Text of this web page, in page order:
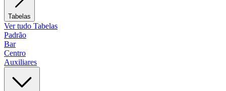
Tabelas
Ver tudo Tabelas
Padrão
Bar
Centro
Auxiliares